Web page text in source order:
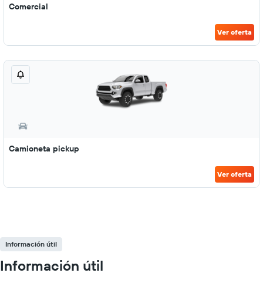
Comercial
Ver oferta
Camioneta pickup
Ver oferta
Información útil
Información útil